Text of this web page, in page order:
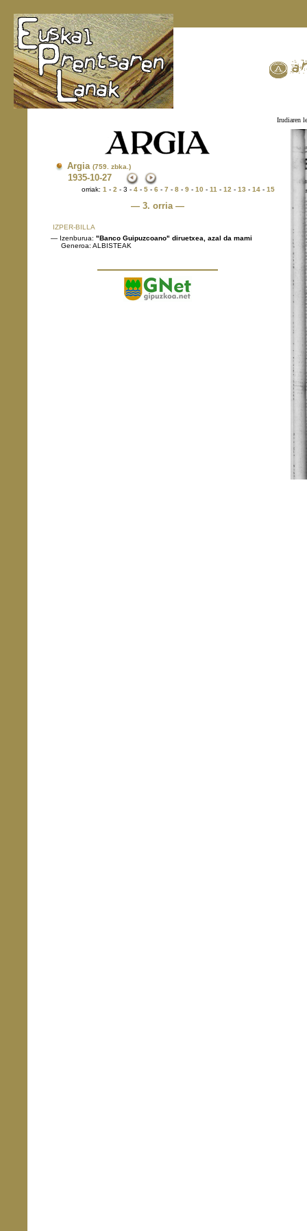
Irudiaren
Argia (759. zbka.)
1935-10-27
orriak: 1 - 2 - 3 - 4 - 5 - 6 - 7 - 8 - 9 - 10 - 11 - 12 - 13 - 14 - 15
— 3. orria —
IZPER-BILLA
— Izenburua: "Banco Guipuzcoano" diruetxea, azal da mami
Generoa: ALBISTEAK